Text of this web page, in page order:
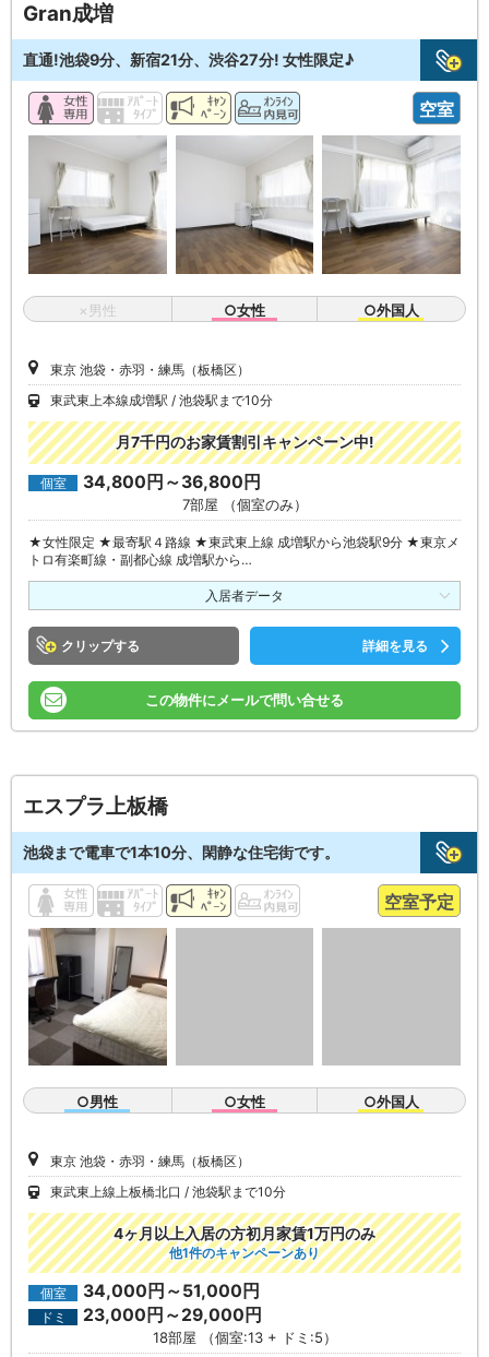
Gran成増
直通!池袋9分、新宿21分、渋谷27分! 女性限定♪
空室
×男性 ○女性 ○外国人
東京 池袋・赤羽・練馬（板橋区）
東武東上本線成増駅
池袋駅まで10分
月7千円のお家賃割引キャンペーン中!
個室 34,800円～36,800円
7部屋 （個室のみ）
★女性限定 ★最寄駅４路線 ★東武東上線 成増駅から池袋駅9分 ★東京メ
トロ有楽町線・副都心線 成増駅から…
入居者データ
クリップ 詳細を見る
この物件にメールで問い合せる
エスプラ上板橋
池袋まで電車で1本10分、閑静な住宅街です。
空室予定
○男性 ○女性 ○外国人
東京 池袋・赤羽・練馬（板橋区）
東武東上線上板橋北口
池袋駅まで10分
4ヶ月以上入居の方初月家賃1万円のみ
他1件のキャンペーンあり
個室 34,000円～51,000円
ドミ 23,000円～29,000円
18部屋 （個室:13 + ドミ:5）